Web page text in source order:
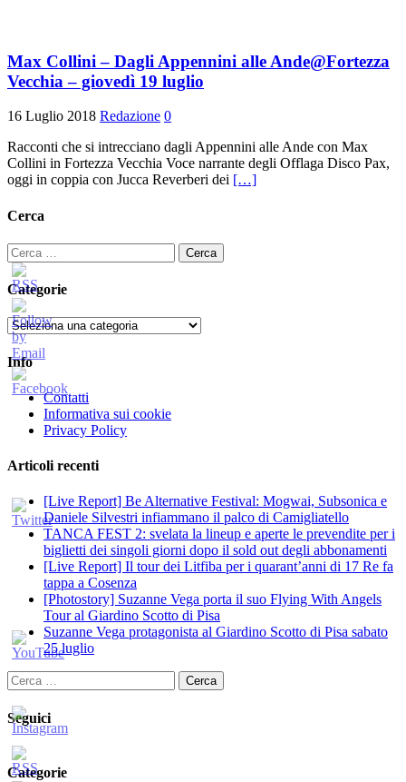
Max Collini – Dagli Appennini alle Ande@Fortezza
Vecchia – giovedì 19 luglio
16 Luglio 2018 Redazione 0
Racconti che si intrecciano dagli Appennini alle Ande con Max
Collini in Fortezza Vecchia Voce narrante degli Offlaga Disco Pax,
oggi in coppia con Jucca Reverberi dei […]
Cerca
Ricerca
per:
Categorie
Categorie
Info
Contatti
Informativa sui cookie
Privacy Policy
Articoli recenti
[Live Report] Be Alternative Festival: Mogwai, Subsonica e
Daniele Silvestri infiammano il palco di Camigliatello
TANCA FEST 2: svelata la lineup e aperte le prevendite per i
biglietti dei singoli giorni dopo il sold out degli abbonamenti
[Live Report] Il tour dei Litfiba per i quarant’anni di 17 Re fa
tappa a Cosenza
[Photostory] Suzanne Vega porta il suo Flying With Angels
Tour al Giardino Scotto di Pisa
Suzanne Vega protagonista al Giardino Scotto di Pisa sabato
25 luglio
Ricerca
per:
Seguici
Categorie